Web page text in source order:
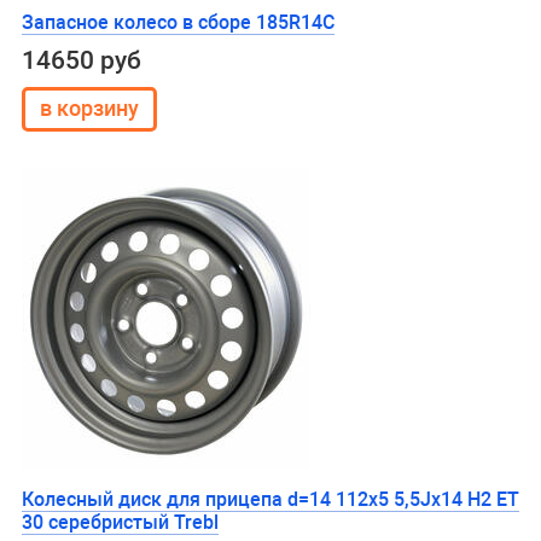
Запасное колесо в сборе 185R14C
14650 руб
Колесный диск для прицепа d=14 112x5 5,5Jx14 H2 ET
30 серебристый Trebl